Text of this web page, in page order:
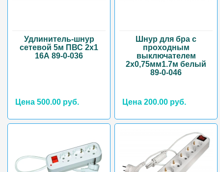
Удлинитель-шнур
сетевой 5м ПВС 2х1
16А 89-0-036
Цена 500.00 руб.
Шнур для бра с
проходным
выключателем
2х0,75мм1.7м белый
89-0-046
Цена 200.00 руб.